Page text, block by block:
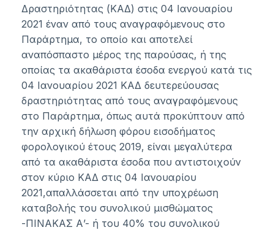
Δραστηριότητας (ΚΑΔ) στις 04 Ιανουαρίου
2021 έναν από τους αναγραφόμενους στο
Παράρτημα, το οποίο και αποτελεί
αναπόσπαστο μέρος της παρούσας, ή της
οποίας τα ακαθάριστα έσοδα ενεργού κατά τις
04 Ιανουαρίου 2021 ΚΑΔ δευτερεύουσας
δραστηριότητας από τους αναγραφόμενους
στο Παράρτημα, όπως αυτά προκύπτουν από
την αρχική δήλωση φόρου εισοδήματος
φορολογικού έτους 2019, είναι μεγαλύτερα
από τα ακαθάριστα έσοδα που αντιστοιχούν
στον κύριο ΚΑΔ στις 04 Ιανουαρίου
2021,απαλλάσσεται από την υποχρέωση
καταβολής του συνολικού μισθώματος
-ΠΙΝΑΚΑΣ Α’- ή του 40% του συνολικού